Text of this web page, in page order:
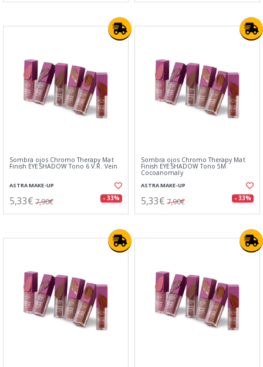
Sombra ojos Chromo Therapy Mat
Finish EYESHADOW Tono 6 V.R. Vein
ASTRA MAKE-UP
5,33€ 7,90€ - 33%
Sombra ojos Chromo Therapy Mat
Finish EYESHADOW Tono 5M
Cocoanomaly
ASTRA MAKE-UP
5,33€ 7,90€ - 33%